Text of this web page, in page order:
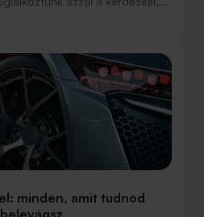
éri meg jobban. Előző
megéri a
akkor, ha inkább a
Hogyan áll ma valaki,
illetve valaki, aki a bérlés
híján arra kényszerült?
minden, amit tudnod